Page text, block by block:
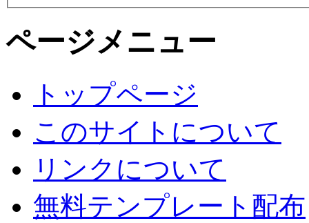
ページメニュー
トップページ
このサイトについて
リンクについて
無料テンプレート配布